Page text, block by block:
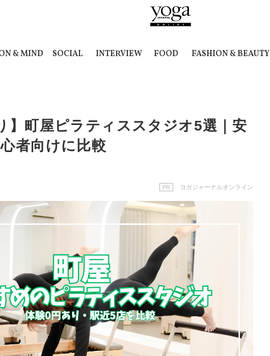
& MIND SOCIAL INTERVIEW FOOD FASHION & BEAUTY
】町屋ピラティススタジオ5選｜安
者向けに比較
PR ヨガジャーナルオンライン